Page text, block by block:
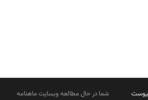
شما در حال مطالعه وبسایت ماهنامه